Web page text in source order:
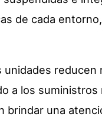
de cada
reducen
a los suministros
una